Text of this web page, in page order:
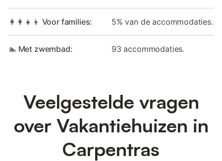
👩‍👩‍👧‍👦 Voor families: 5% van de accommodaties.
🏊 Met zwembad: 93 accommodaties.
Veelgestelde vragen
over Vakantiehuizen in
Carpentras